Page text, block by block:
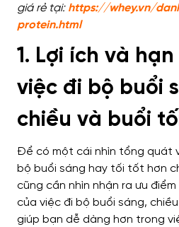
giá rẻ tại: https://whey.vn/
protein.html
1. Lợi ích và
việc đi bộ buổi
chiều và buổi
Để có một cái nhìn tổng quát
bộ buổi sáng hay tối tốt hơn
cũng cần nhìn nhận ra ưu
của việc đi bộ buổi sáng,
giúp bạn dễ dàng hơn trong